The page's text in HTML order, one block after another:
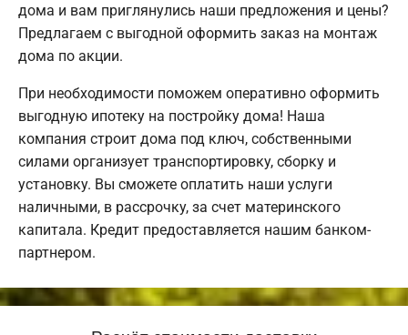
дома и вам приглянулись наши предложения и цены?
Предлагаем с выгодной оформить заказ на монтаж
дома по акции.
При необходимости поможем оперативно оформить
выгодную ипотеку на постройку дома! Наша
компания строит дома под ключ, собственными
силами организует транспортировку, сборку и
установку. Вы сможете оплатить наши услуги
наличными, в рассрочку, за счет материнского
капитала. Кредит предоставляется нашим банком-
партнером.